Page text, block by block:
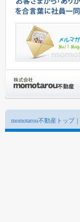
momotarou不動産トップ｜